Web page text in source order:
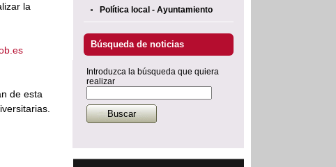
la
de esta
Política local - Ayuntamiento
Búsqueda de noticias
Introduzca la búsqueda que quiera
realizar